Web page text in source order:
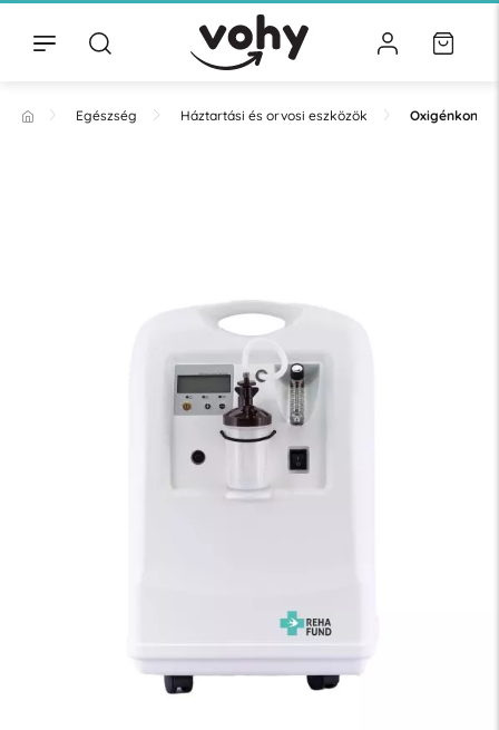
Egészség Háztartási és orvosi eszközök